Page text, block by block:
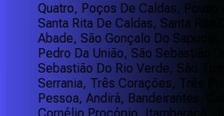
Quatro, Poços De Caldas, Pouso
Santa Rita De Caldas, Santa Rita
Abade, São Gonçalo Do
Pedro Da União, São Sebastião
Sebastião Do Rio Verde, São
Serrania, Três Corações, Três
Pessoa, Andirá, Bandeirantes,